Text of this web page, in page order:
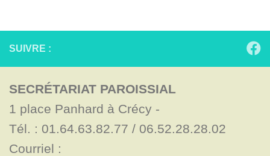
SUIVRE :
SECRÉTARIAT PAROISSIAL
1 place Panhard à Crécy -
Tél. : 01.64.63.82.77 / 06.52.28.28.02
Courriel :